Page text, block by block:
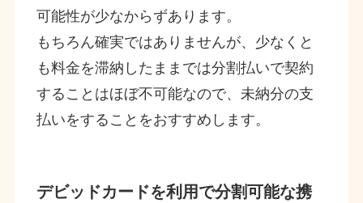
可能性が少なからずあります。
もちろん確実ではありませんが、少なくと
も料金を滞納したままでは分割払いで契約
することはほぼ不可能なので、未納分の支
払いをすることをおすすめします。
デビッドカードを利用で分割可能な携